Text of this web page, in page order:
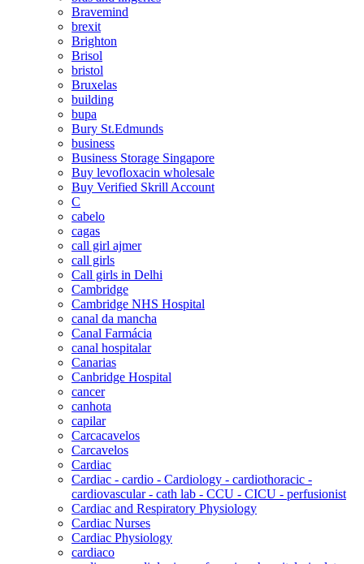
Bravemind
brexit
Brighton
Brisol
bristol
Bruxelas
building
bupa
Bury St.Edmunds
business
Business Storage Singapore
Buy levofloxacin wholesale
Buy Verified Skrill Account
C
cabelo
cagas
call girl ajmer
call girls
Call girls in Delhi
Cambridge
Cambridge NHS Hospital
canal da mancha
Canal Farmácia
canal hospitalar
Canarias
Canbridge Hospital
cancer
canhota
capilar
Carcacavelos
Carcavelos
Cardiac
Cardiac - cardio - Cardiology - cardiothoracic -
cardiovascular - cath lab - CCU - CICU - perfusionist
Cardiac and Respiratory Physiology
Cardiac Nurses
Cardiac Physiology
cardiaco